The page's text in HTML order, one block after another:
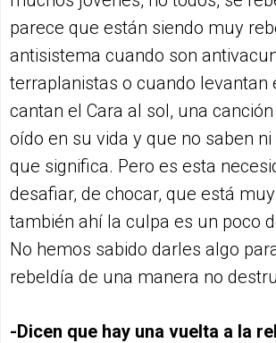
parece que están siendo muy
antisistema cuando son
terraplanistas o cuando levantan
cantan el Cara al sol, una
oído en su vida y que no saben
que significa. Pero es esta
desafiar, de chocar, que está
también ahí la culpa es un poco
No hemos sabido darles algo
rebeldía de una manera no
-Dicen que hay una vuelta a la